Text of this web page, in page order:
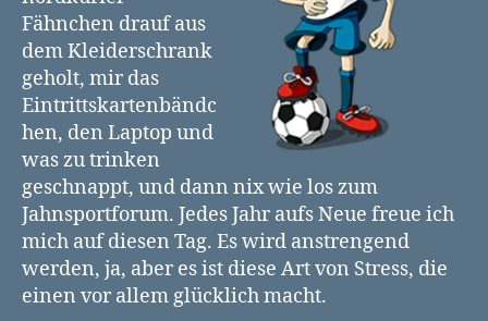
Fähnchen drauf aus
dem Kleiderschrank
geholt, mir das
Eintrittskartenbändc
hen, den Laptop und
was zu trinken
geschnappt, und dann nix wie los zum
Jahnsportforum. Jedes Jahr aufs Neue freue ich
mich auf diesen Tag. Es wird anstrengend
werden, ja, aber es ist diese Art von Stress, die
einen vor allem glücklich macht.